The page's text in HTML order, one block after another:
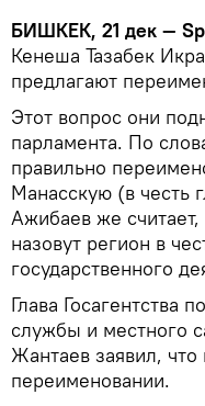
БИШКЕК, 21 дек —
Кенеша Тазабек
предлагают
Этот вопрос они
парламента. По
правильно
Манасскую (в честь
Ажибаев же
назовут регион в
государственного
Глава Госагентства
службы и местного
Жантаев заявил,
переименовании.